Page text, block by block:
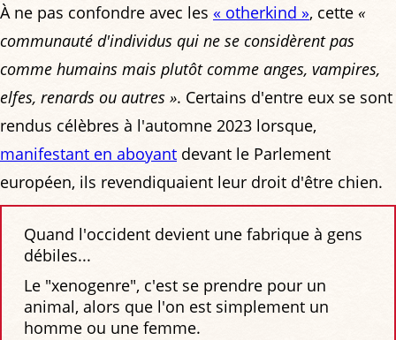
À ne pas confondre avec les « otherkind », cette «
communauté d'individus qui ne se considèrent pas
comme humains mais plutôt comme anges, vampires,
elfes, renards ou autres ». Certains d'entre eux se sont
rendus célèbres à l'automne 2023 lorsque,
manifestant en aboyant devant le Parlement
européen, ils revendiquaient leur droit d'être chien.
Quand l'occident devient une fabrique à gens
débiles...
Le "xenogenre", c'est se prendre pour un
animal, alors que l'on est simplement un
homme ou une femme.